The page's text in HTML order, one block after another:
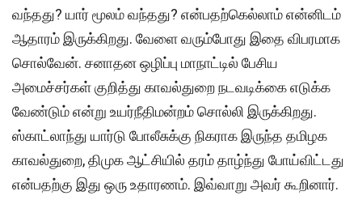
வந்தது? யார் மூலம் வந்தது? என்பதற்கெல்லாம் என்னிடம்
ஆதாரம் இருக்கிறது. வேளை வரும்போது இதை விபரமாக
சொல்வேன். சனாதன ஒழிப்பு மாநாட்டில் பேசிய
அமைச்சர்கள் குறித்து காவல்துறை நடவடிக்கை எடுக்க
வேண்டும் என்று உயர்நீதிமன்றம் சொல்லி இருக்கிறது.
ஸ்காட்லாந்து யார்டு போலீசுக்கு நிகராக இருந்த தமிழக
காவல்துறை, திமுக ஆட்சியில் தரம் தாழ்ந்து போய்விட்டது
என்பதற்கு இது ஒரு உதாரணம். இவ்வாறு அவர் கூறினார்.